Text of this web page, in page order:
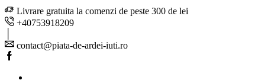
Livrare gratuita la comenzi de peste 300 de lei
+40753918209
contact@piata-de-ardei-iuti.ro
Facebook